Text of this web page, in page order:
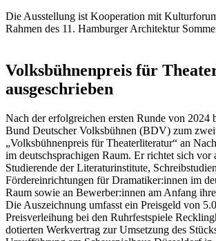
Die Ausstellung ist Kooperation mit
Rahmen des 11. Hamburger Architektur
Volksbühnenpreis für
ausgeschrieben
Nach der erfolgreichen ersten Runde von 2024
Bund Deutscher Volksbühnen (BDV) zum
„Volksbühnenpreis für Theaterliteratur“ an
im deutschsprachigen Raum. Er richtet sich vor
Studierende der Literaturinstitute,
Fördereinrichtungen für Dramatiker:innen im
Raum sowie an Bewerber:innen am Anfang
Die Auszeichnung umfasst ein Preisgeld von
Preisverleihung bei den Ruhrfestspiele
dotierten Werkvertrag zur Umsetzung des